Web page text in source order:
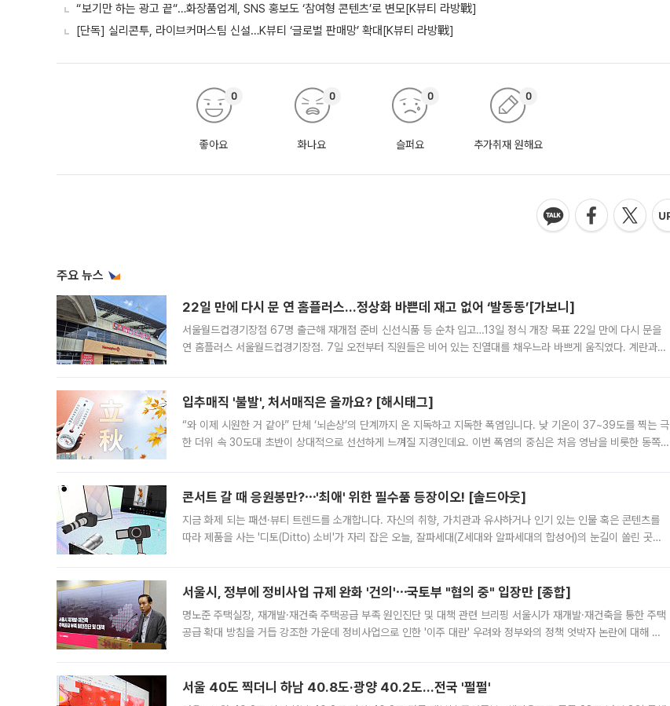
“보기만 하는 광고 끝“…화장품업계, SNS 홍보도 ‘참여형 콘텐츠’로 변모[K뷰티 라방戰]
[단독] 실리콘투, 라이브커머스팀 신설…K뷰티 ‘글로벌 판매망’ 확대[K뷰티 라방戰]
좋아요
0
화나요
0
슬퍼요
0
추가취재 원해요
0
주요 뉴스
22일 만에 다시 문 연 홈플러스…정상화 바쁜데 재고 없어 ‘발동동’[가보니]
서울월드컵경기장점 67명 출근해 재개점 준비 신선식품 등 순차 입고…13일 정식 개장 목표 22일 만에 다시 문을
연 홈플러스 서울월드컵경기장점. 7일 오전부터 직원들은 비어 있는 진열대를 채우느라 바쁘게 움직였다. 계란과
입추매직 '불발', 처서매직은 올까요? [해시태그]
“와 이제 시원한 거 같아” 단체 ‘뇌손상’의 단계까지 온 지독하고 지독한 폭염입니다. 낮 기온이 37~39도를 찍는 극
한 더위 속 30도대 초반이 상대적으로 선선하게 느껴질 지경인데요. 이번 폭염의 중심은 처음 영남을 비롯한 동쪽
콘서트 갈 때 응원봉만?⋯'최애' 위한 필수품 등장이오! [솔드아웃]
지금 화제 되는 패션·뷰티 트렌드를 소개합니다. 자신의 취향, 가치관과 유사하거나 인기 있는 인물 혹은 콘텐츠를
따라 제품을 사는 '디토(Ditto) 소비'가 자리 잡은 오늘, 잘파세대(Z세대와 알파세대의 합성어)의 눈길이 쏠린 곳은
서울시, 정부에 정비사업 규제 완화 '건의'⋯국토부 "협의 중" 입장만 [종합]
명노준 주택실장, 재개발·재건축 주택공급 부족 원인진단 및 대책 관련 브리핑 서울시가 재개발·재건축을 통한 주택
공급 확대 방침을 거듭 강조한 가운데 정비사업으로 인한 '이주 대란' 우려와 정부와의 정책 엇박자 논란에 대해 정
서울 40도 찍더니 하남 40.8도·광양 40.2도…전국 '펄펄'